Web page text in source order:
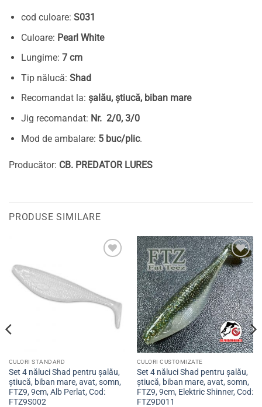
cod culoare: S031
Culoare: Pearl White
Lungime: 7 cm
Tip nălucă: Shad
Recomandat la: șalău, știucă, biban mare
Jig recomandat: Nr. 2/0, 3/0
Mod de ambalare: 5 buc/plic.
Producător: CB. PREDATOR LURES
PRODUSE SIMILARE
CULORI STANDARD
Set 4 năluci Shad pentru șalău,
știucă, biban mare, avat, somn,
FTZ9, 9cm, Alb Perlat, Cod:
FTZ9S002
Adaugă
la
favorite
CULORI CUSTOMIZATE
Set 4 năluci Shad pentru șalău,
știucă, biban mare, avat, somn,
FTZ9, 9cm, Elektric Shinner, Cod:
FTZ9D011